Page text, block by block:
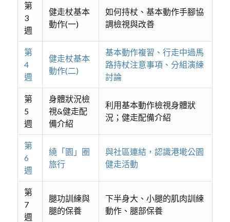
第
3
週
健走杖基本
動作(一)
如何持杖、基本動作手腳協
調檢視與改善
第
4
週
健走杖基本
動作(二)
基本動作複習、行走中過馬
路持杖注意事項、分組演練
討論
第
5
週
身體狀況檢
視&健走配
備介紹
利用基本動作檢視身體狀
況；健走配備介紹
第
6
週
繞「園」圈
旅行
與社區連結，認識港墘公園
健走活動
第
7
週
腿功訓練與
腿的保養
下半身大、小腿的肌肉訓練
動作、腿部保養